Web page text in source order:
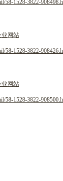
58-1528-3822-
业网站
58-1528-3822-
业网站
58-1528-3822-